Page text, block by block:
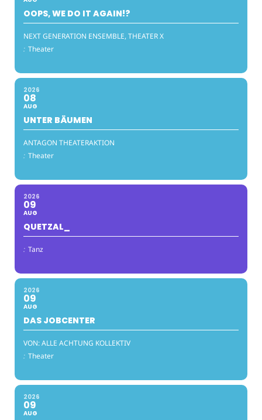
OOPS, WE DO IT AGAIN!?
NEXT GENERATION ENSEMBLE, THEATER X
: Theater
2026
08
AUG
UNTER BÄUMEN
ANTAGON THEATERAKTION
: Theater
2026
09
AUG
QUETZAL_
: Tanz
2026
09
AUG
DAS JOBCENTER
VON: ALLE ACHTUNG KOLLEKTIV
: Theater
2026
09
AUG